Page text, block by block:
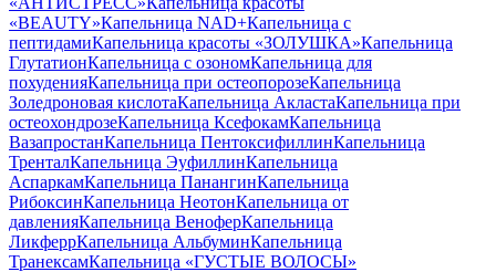
«BEAUTY»Капельница NAD+Капельница с
пептидамиКапельница красоты «ЗОЛУШКА»Капельница
ГлутатионКапельница с озономКапельница для
похуденияКапельница при остеопорозеКапельница
Золедроновая кислотаКапельница АкластаКапельница при
остеохондрозеКапельница КсефокамКапельница
ВазапростанКапельница ПентоксифиллинКапельница
ТренталКапельница ЭуфиллинКапельница
АспаркамКапельница ПанангинКапельница
РибоксинКапельница НеотонКапельница от
давленияКапельница ВеноферКапельница
ЛикферрКапельница АльбуминКапельница
ТранексамКапельница «ГУСТЫЕ ВОЛОСЫ»